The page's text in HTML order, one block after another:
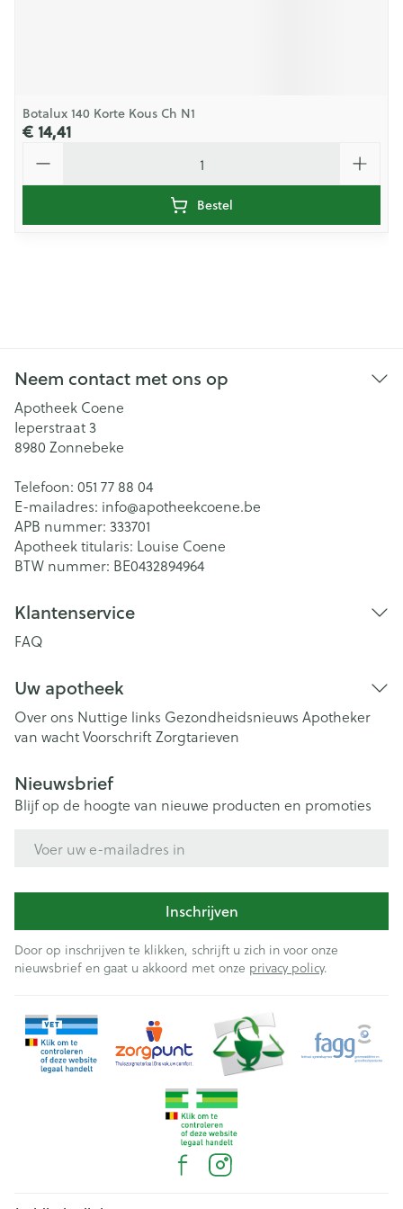
Botalux 140 Korte Kous Ch N1
€ 14,41
Bestel
Neem contact met ons op
Apotheek Coene
Ieperstraat 3
8980 Zonnebeke
Telefoon: 051 77 88 04
E-mailadres: info@apotheekcoene.be
APB nummer: 333701
Apotheek titularis: Louise Coene
BTW nummer: BE0432894964
Klantenservice
FAQ
Uw apotheek
Over ons Nuttige links Gezondheidsnieuws Apotheker
van wachtVoorschriftZorgtarieven
Nieuwsbrief
Blijf op de hoogte van nieuwe producten en promoties
Inschrijven
Door op inschrijven te klikken, schrijft u zich in voor onze
nieuwsbrief en gaat u akkoord met onze privacy policy.